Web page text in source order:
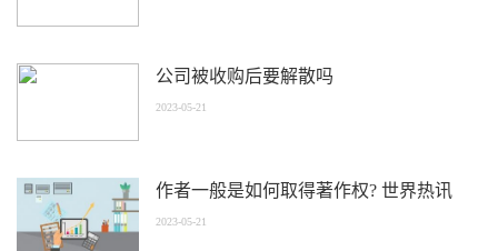
公司被收购后要解散吗
2023-05-21
作者一般是如何取得著作权? 世界热讯
2023-05-21